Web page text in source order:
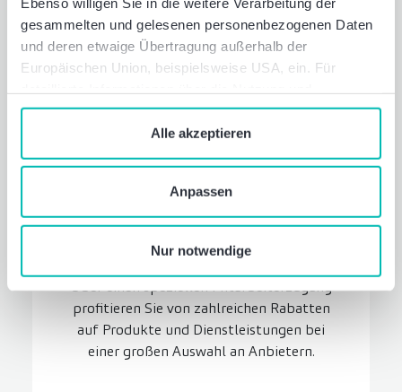
gesammelten und gelesenen personenbezogenen Daten
und deren etwaige Übertragung außerhalb der
Europäischen Union, beispielsweise USA, ein. Für
Verwaltung von Cookies klicken Sie auf „Details“. Mit
dem Klick auf „Cookies verbieten“ lehnen Sie die
Verwendung von zustimmungspflichtigen Cookies ab. Sie
, wenn Sie unsere Webseite
nutzen.
Alle akzeptieren
Anpassen
Nur notwendige
Mitarbeiter­rabatte
Freuen Sie sich auf exklusive
Über einen speziellen Mitarbeiterzugang
profitieren Sie von zahlreichen Rabatten
auf Produkte und Dienstleistungen bei
einer großen Auswahl an Anbietern.